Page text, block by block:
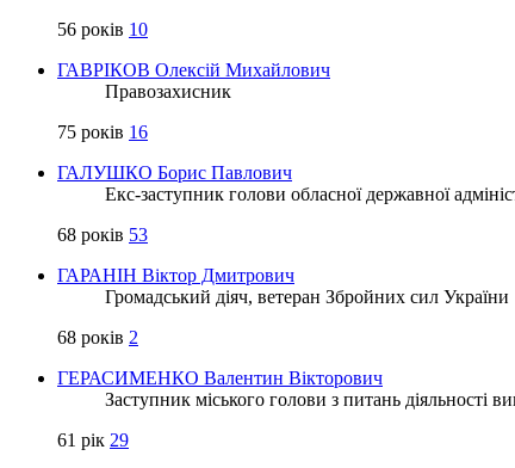
56 років 10
ГАВРІКОВ Олексій Михайлович
Правозахисник
75 років 16
ГАЛУШКО Борис Павлович
Екс-заступник голови обласної державної
68 років 53
ГАРАНІН Віктор Дмитрович
Громадський діяч, ветеран Збройних сил України
68 років 2
ГЕРАСИМЕНКО Валентин Вікторович
Заступник міського голови з питань діяльності
61 рік 29